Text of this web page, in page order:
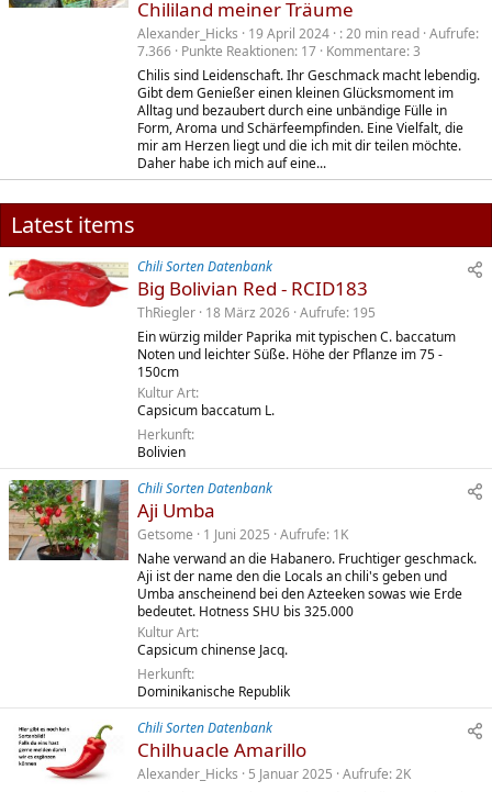
Chililand meiner Träume
Alexander_Hicks 19 April 2024 20 min read Aufrufe
7.366 Punkte Reaktionen 17 Kommentare 3
Chilis sind Leidenschaft. Ihr Geschmack macht lebendig.
Gibt dem Genießer einen kleinen Glücksmoment im
Alltag und bezaubert durch eine unbändige Fülle in
Form, Aroma und Schärfeempfinden. Eine Vielfalt, die
mir am Herzen liegt und die ich mit dir teilen möchte.
Daher habe ich mich auf eine...
Latest items
Chili Sorten Datenbank
Big Bolivian Red - RCID183
ThRiegler 18 März 2026 Aufrufe 195
Ein würzig milder Paprika mit typischen C. baccatum
Noten und leichter Süße. Höhe der Pflanze im 75 -
150cm
Kultur Art
Capsicum baccatum L.
Herkunft
Bolivien
Chili Sorten Datenbank
Aji Umba
Getsome 1 Juni 2025 Aufrufe 1K
Nahe verwand an die Habanero. Fruchtiger geschmack.
Aji ist der name den die Locals an chili's geben und
Umba anscheinend bei den Azteeken sowas wie Erde
bedeutet. Hotness SHU bis 325.000
Kultur Art
Capsicum chinense Jacq.
Herkunft
Dominikanische Republik
Chili Sorten Datenbank
Chilhuacle Amarillo
Alexander_Hicks 5 Januar 2025 Aufrufe 2K